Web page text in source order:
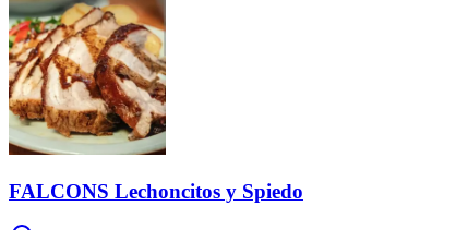
FALCONS Lechoncitos y Spiedo